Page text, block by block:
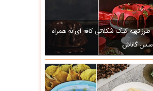
طرز تهیه کیک شکلاتی کافه ای به همراه
سس گاناش